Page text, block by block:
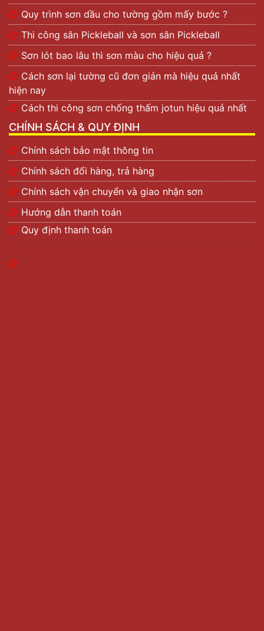
Quy trình sơn dầu cho tường gồm mấy bước ?
Thi công sân Pickleball và sơn sân Pickleball
Sơn lót bao lâu thì sơn màu cho hiệu quả ?
Cách sơn lại tường cũ đơn giản mà hiệu quả nhất
hiện nay
Cách thi công sơn chống thấm jotun hiệu quả nhất
CHÍNH SÁCH & QUY ĐỊNH
Chính sách bảo mật thông tin
Chính sách đổi hàng, trả hàng
Chính sách vận chuyển và giao nhận sơn
Hướng dẫn thanh toán
Quy định thanh toán